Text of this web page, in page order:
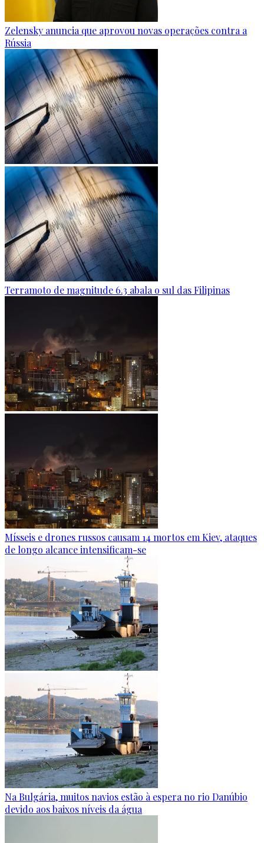
Zelensky anuncia que aprovou novas operações contra a
Rússia
Terramoto de magnitude 6.3 abala o sul das Filipinas
Mísseis e drones russos causam 14 mortos em Kiev, ataques
de longo alcance intensificam-se
Na Bulgária, muitos navios estão à espera no rio Danúbio
devido aos baixos níveis da água